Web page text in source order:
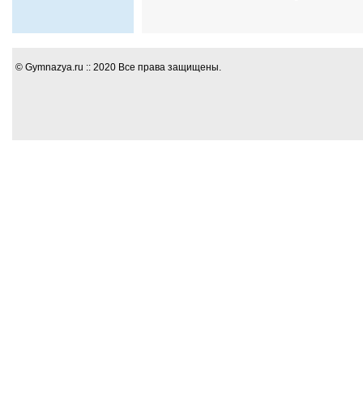
© Gymnazya.ru :: 2020 Все права защищены.